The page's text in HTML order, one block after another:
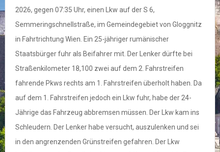
2026, gegen 07:35 Uhr, einen Lkw auf der S 6,
Semmeringschnellstraße, im Gemeindegebiet von Gloggnitz
in Fahrtrichtung Wien. Ein 25-jähriger rumänischer
Staatsbürger fuhr als Beifahrer mit. Der Lenker dürfte bei
Straßenkilometer 18,100 zwei auf dem 2. Fahrstreifen
fahrende Pkws rechts am 1. Fahrstreifen überholt haben. Da
auf dem 1. Fahrstreifen jedoch ein Lkw fuhr, habe der 24-
Jährige das Fahrzeug abbremsen müssen. Der Lkw kam ins
Schleudern. Der Lenker habe versucht, auszulenken und sei
in den angrenzenden Grünstreifen gefahren. Der Lkw